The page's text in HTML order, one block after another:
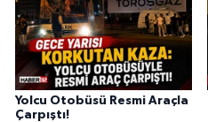
Yolcu Otobüsü Resmi Araçla
Çarpıştı!